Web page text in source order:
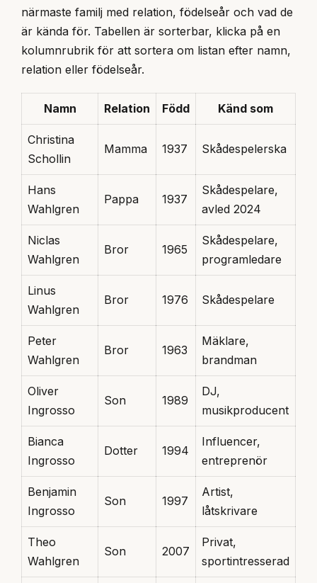
närmaste familj med relation, födelseår och vad de
är kända för. Tabellen är sorterbar, klicka på en
kolumnrubrik för att sortera om listan efter namn,
relation eller födelseår.
Namn Relation Född Känd som
Christina
Schollin
Mamma 1937 Skådespelerska
Hans
Wahlgren
Pappa 1937
Skådespelare,
avled 2024
Niclas
Wahlgren
Bror 1965
Skådespelare,
programledare
Linus
Wahlgren
Bror 1976 Skådespelare
Peter
Wahlgren
Bror 1963
Mäklare,
brandman
Oliver
Ingrosso
Son 1989
DJ,
musikproducent
Bianca
Ingrosso
Dotter 1994
Influencer,
entreprenör
Benjamin
Ingrosso
Son 1997
Artist,
låtskrivare
Theo
Wahlgren
Son 2007
Privat,
sportintresserad